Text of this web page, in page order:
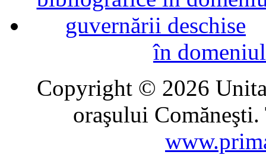
în
Copyright © 2026
oraşului